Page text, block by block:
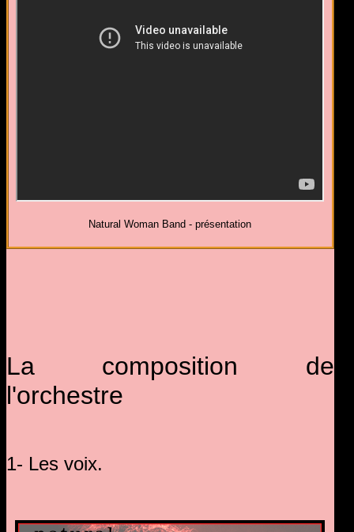
Natural Woman Band - présentation
La composition de
l'orchestre
1- Les voix.